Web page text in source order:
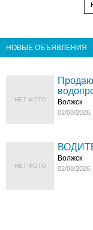
НОВЫЕ ОБЪЯВЛЕНИЯ
НЕТ ФОТО Волжск
02/08/
НЕТ ФОТО
Волжск
02/08/